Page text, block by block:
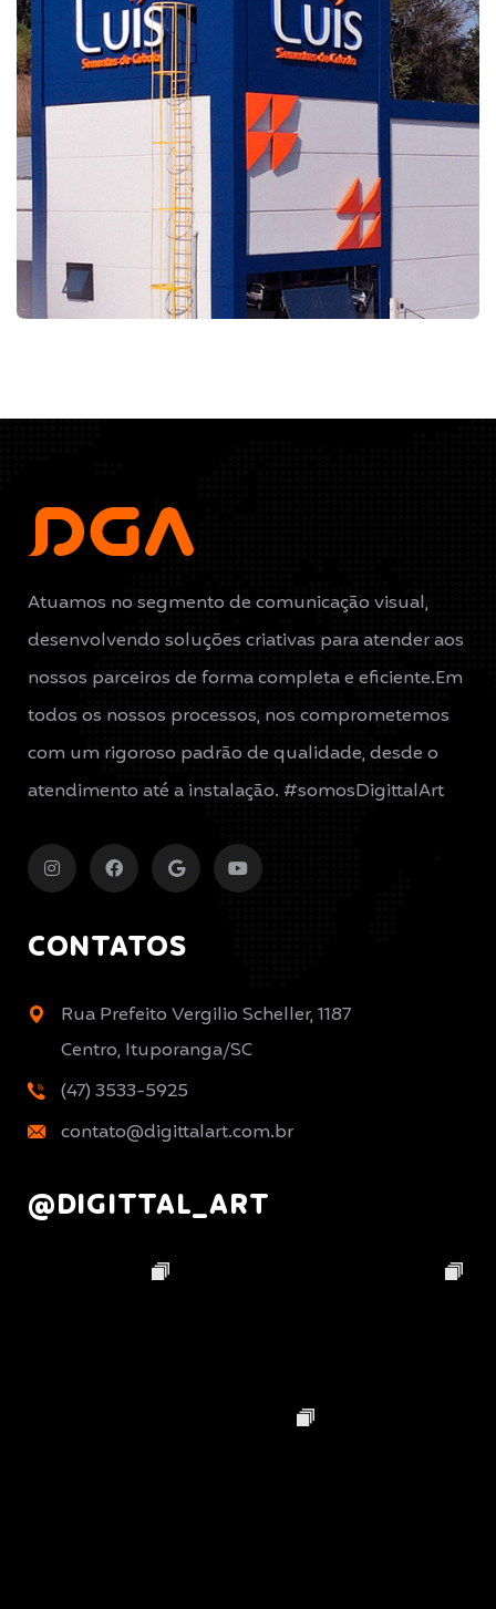
Atuamos no segmento de comunicação visual,
desenvolvendo soluções criativas para atender aos
nossos parceiros de forma completa e eficiente.Em
todos os nossos processos, nos comprometemos
com um rigoroso padrão de qualidade, desde o
atendimento até a instalação. #somosDigittalArt
CONTATOS
Rua Prefeito Vergilio Scheller, 1187
Centro, Ituporanga/SC
(47) 3533-5925
contato@digittalart.com.br
@DIGITTAL_ART